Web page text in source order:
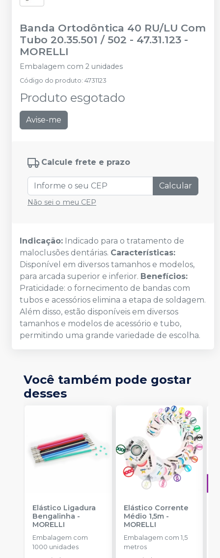
Banda Ortodôntica 40 RU/LU Com
Tubo 20.35.501 / 502 - 47.31.123 -
MORELLI
Embalagem com 2 unidades
Código do produto: 4731123
Produto esgotado
Avise-me
Calcule frete e prazo
Calcular
Não sei o meu CEP
Indicação: Indicado para o tratamento de
maloclusões dentárias. Características:
Disponível em diversos tamanhos e modelos,
para arcada superior e inferior. Benefícios:
Praticidade: o fornecimento de bandas com
tubos e acessórios elimina a etapa de soldagem.
Além disso, estão disponíveis em diversos
tamanhos e modelos de acessório e tubo,
permitindo uma grande variedade de escolha.
Você também pode gostar
desses
Elástico Ligadura
Bengalinha -
MORELLI
Embalagem com
1000 unidades
Elástico Corrente
Médio 1,5m-
MORELLI
Embalagem com 1,5
metros